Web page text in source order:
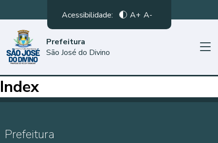
Acessibilidade: A+ A-
Prefeitura
São José do Divino
Index
Prefeitura